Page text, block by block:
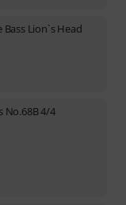
Bass Lion`s Head
No.68B 4/4